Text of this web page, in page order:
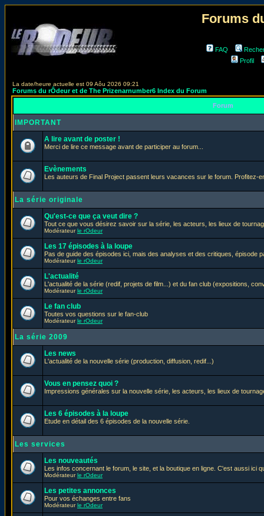
Forums
FAQ
Profil
La date/heure actuelle est 09 Aôu 2026 09:21
Forums du rÔdeur et de The Prizenarnumber6 Index du Forum
Forum
IMPORTANT
A lire avant de poster !
Merci de lire ce message avant de participer au forum...
Evènements
Les auteurs de Final Project passent leurs vacances sur le forum. Profitez-
La série originale
Qu'est-ce que ça veut dire ?
Tout ce que vous désirez savoir sur la série, les acteurs, les lieux de
Modérateurle rOdeur
Les 17 épisodes à la loupe
Pas de guide des épisodes ici, mais des analyses et des critiques, épisode
Modérateurle rOdeur
L'actualité
L'actualité de la série (redif, projets de film...) et du fan club (expositions,
Modérateurle rOdeur
Le fan club
Toutes vos questions sur le fan-club
Modérateurle rOdeur
La série 2009
Les news
L'actualité de la nouvelle série (production, diffusion, redif...)
Vous en pensez quoi ?
Impressions générales sur la nouvelle série, les acteurs, les lieux de
Les 6 épisodes à la loupe
Etude en détail des 6 épisodes de la nouvelle série.
Les services
Les nouveautés
Les infos concernant le forum, le site, et la boutique en ligne. C'est aussi ici
Modérateurle rOdeur
Les petites annonces
Pour vos échanges entre fans
Modérateurle rOdeur